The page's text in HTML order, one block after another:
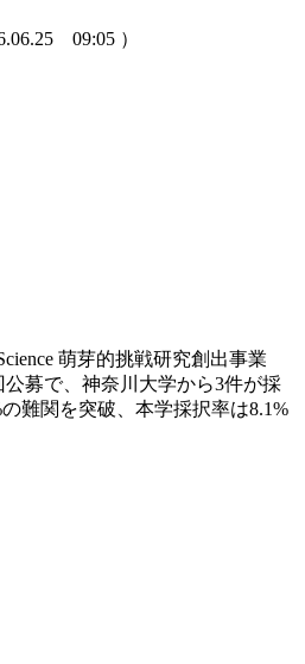
09:05 ）
萌芽的挑戦研究創出事業
公募で、神奈川大学から3件が採
難関を突破、本学採択率は8.1%